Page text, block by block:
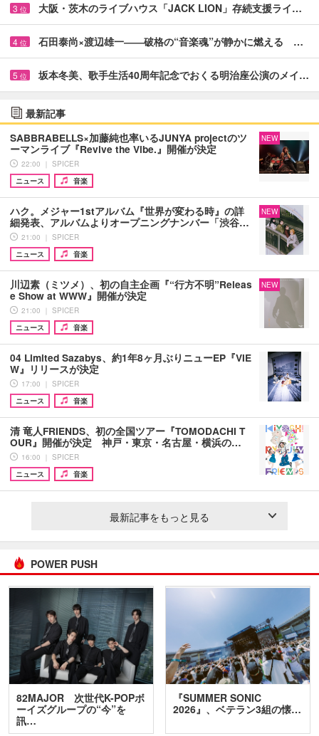
3 位 大阪・茨木のライブハウス「JACK LION」存続支援ライ…
4 位 石田泰尚×渡辺雄一――破格の“音楽魂”が静かに燃える …
5 位 坂本冬美、歌手生活40周年記念でおくる明治座公演のメイ…
最新記事
SABBRABELLS×加藤純也率いるJUNYA projectのツ
ーマンライブ『Revive the Vibe.』開催が決定
22:00 ｜ SPICER
ニュース
音楽
NEW
ハク。メジャー1stアルバム『世界が変わる時』の詳
細発表、アルバムよりオープニングナンバー「渋谷…
21:00 ｜ SPICER
ニュース
音楽
NEW
川辺素（ミツメ）、初の自主企画『“行方不明”Releas
e Show at WWW』開催が決定
21:00 ｜ SPICER
ニュース
音楽
NEW
04 Limited Sazabys、約1年8ヶ月ぶりニューEP『VIE
W』リリースが決定
17:00 ｜ SPICER
ニュース
音楽
清 竜人FRIENDS、初の全国ツアー『TOMODACHI T
OUR』開催が決定 神戸・東京・名古屋・横浜の…
16:00 ｜ SPICER
ニュース
音楽
最新記事をもっと見る
POWER PUSH
82MAJOR 次世代K-POPボ
ーイズグループの“今”を
訊…
『SUMMER SONIC
2026』、ベテラン3組の懐…